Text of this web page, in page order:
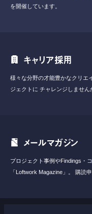
を開催しています。
キャリア採用
様々な分野の才能豊かなクリエ
ジェクトに チャレンジしません
メールマガジン
プロジェクト事例やFindings・
「Loftwork Magazine」。
購読